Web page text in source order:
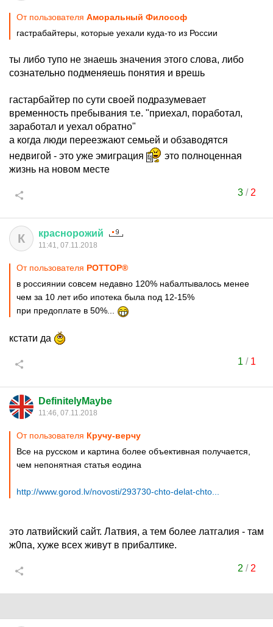
От пользователя Аморальный Философ
гастрабайтеры, которые уехали куда-то из России
ты либо тупо не знаешь значения этого слова, либо
сознательно подменяешь понятия и врешь
гастарбайтер по сути своей подразумевает
временность пребывания т.е. "приехал, поработал,
заработал и уехал обратно"
а когда люди переезжают семьей и обзаводятся
недвигой - это уже эмиграция
это полноценная
жизнь на новом месте
3/ 2
К краснорожий
11:41, 07.11.2018
От пользователя POTTOP®
в россиянии совсем недавно 120% набалтывалось менее
чем за 10 лет ибо ипотека была под 12-15%
при предоплате в 50%...
кстати да
1 / 1
DefinitelyMaybe
11:46, 07.11.2018
От пользователя Кручу-верчу
Все на русском и картина более объективная получается,
чем непонятная статья еодина
http://www.gorod.lv/novosti/293730-chto-delat-chto...
это латвийский сайт. Латвия, а тем более латгалия - там
ж0па, хуже всех живут в прибалтике.
2 / 2